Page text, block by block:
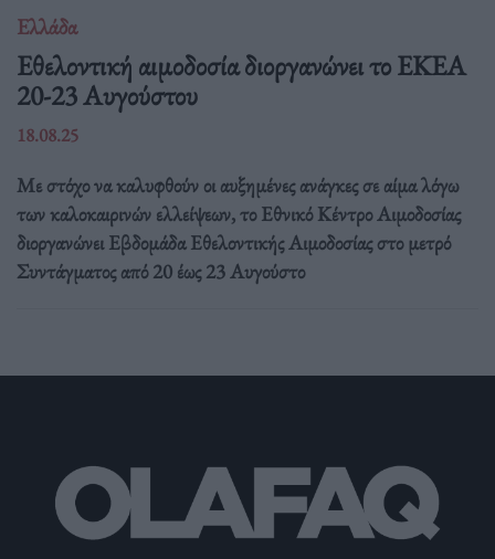
Ελλάδα
Eθελοντική αιμοδοσία διοργανώνει το ΕΚΕΑ
20-23 Αυγούστου
18.08.25
Με στόχο να καλυφθούν οι αυξημένες ανάγκες σε αίμα λόγω
των καλοκαιρινών ελλείψεων, το Εθνικό Κέντρο Αιμοδοσίας
διοργανώνει Εβδομάδα Εθελοντικής Αιμοδοσίας στο μετρό
Συντάγματος από 20 έως 23 Αυγούστο